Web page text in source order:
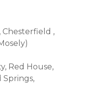
Chesterfield ,
Red House,
Springs,